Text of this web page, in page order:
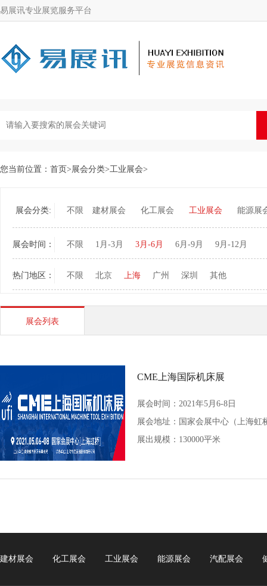
易展讯专业展览服务平台
您当前位置： 首页>展会分类>工业展会>
展会分类: 不限 建材展会 化工展会 工业展会 能源展
展会时间： 不限 1月-3月 3月-6月 6月-9月 9月-12月
热门地区： 不限 北京 上海 广州 深圳 其他
展会列表
CME上海国际机床展
展会时间：2021年5月6-8日
展会地址： 国家会展中心（上海虹
展出规模：130000平米
建材展会 化工展会 工业展会 能源展会 汽配展会